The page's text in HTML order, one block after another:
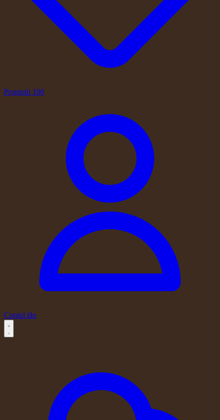
Promotii 100
Contul tău